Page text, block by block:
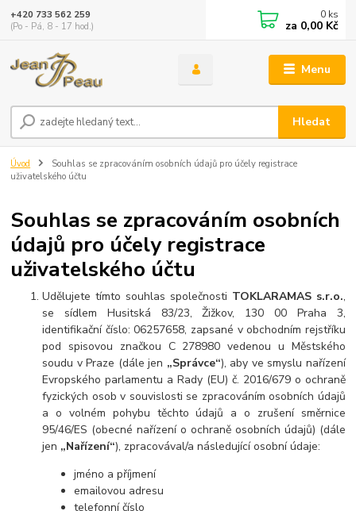
Menu
Hledat
+420 733 562 259
(Po - Pá, 8 - 17 hod.)
0 ks
za 0,00 Kč
Úvod
Souhlas se zpracováním osobních údajů pro účely registrace
uživatelského účtu
Souhlas se zpracováním osobních
údajů pro účely registrace
uživatelského účtu
Udělujete tímto souhlas společnosti TOKLARAMAS s.r.o.,
se sídlem Husitská 83/23, Žižkov, 130 00 Praha 3,
identifikační číslo: 06257658, zapsané v obchodním rejstříku
pod spisovou značkou C 278980 vedenou u Městského
soudu v Praze (dále jen „Správce“), aby ve smyslu nařízení
Evropského parlamentu a Rady (EU) č. 2016/679 o ochraně
fyzických osob v souvislosti se zpracováním osobních údajů
a o volném pohybu těchto údajů a o zrušení směrnice
95/46/ES (obecné nařízení o ochraně osobních údajů) (dále
jen „Nařízení“), zpracovával/a následující osobní údaje:
jméno a příjmení
emailovou adresu
telefonní číslo